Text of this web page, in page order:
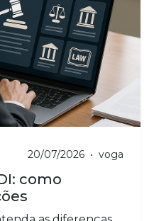
20/07/2026 • voga
como